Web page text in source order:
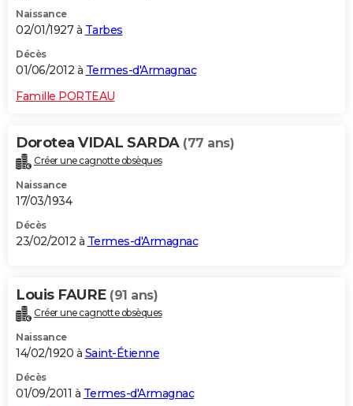
Naissance
02/01/1927 à Tarbes
Décès
01/06/2012 à Termes-d'Armagnac
Famille PORTEAU
Dorotea VIDAL SARDA (77 ans)
Créer une cagnotte obsèques
Naissance
17/03/1934
Décès
23/02/2012 à Termes-d'Armagnac
Louis FAURE (91 ans)
Créer une cagnotte obsèques
Naissance
14/02/1920 à Saint-Étienne
Décès
01/09/2011 à Termes-d'Armagnac